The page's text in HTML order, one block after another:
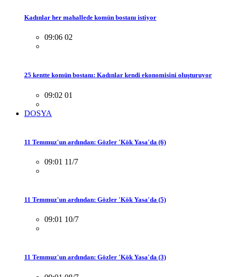
Kadınlar her mahallede komün bostanı istiyor
09:06 02
25 kentte komün bostanı: Kadınlar kendi ekonomisini oluşturuyor
09:02 01
DOSYA
11 Temmuz'un ardından: Gözler 'Kök Yasa'da (6)
09:01 11/7
11 Temmuz'un ardından: Gözler 'Kök Yasa'da (5)
09:01 10/7
11 Temmuz'un ardından: Gözler 'Kök Yasa'da (3)